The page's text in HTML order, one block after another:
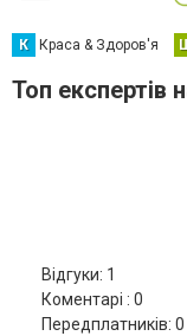
К Краса & Здоров'я
Топ експертів
Відгуки: 1
Коментарі : 0
Передплатників: 0